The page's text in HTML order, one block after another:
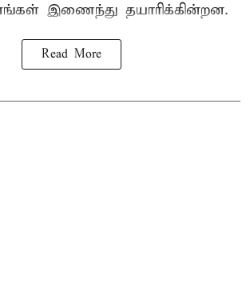
இணைந்து தயாரிக்கின்றன.
Read More